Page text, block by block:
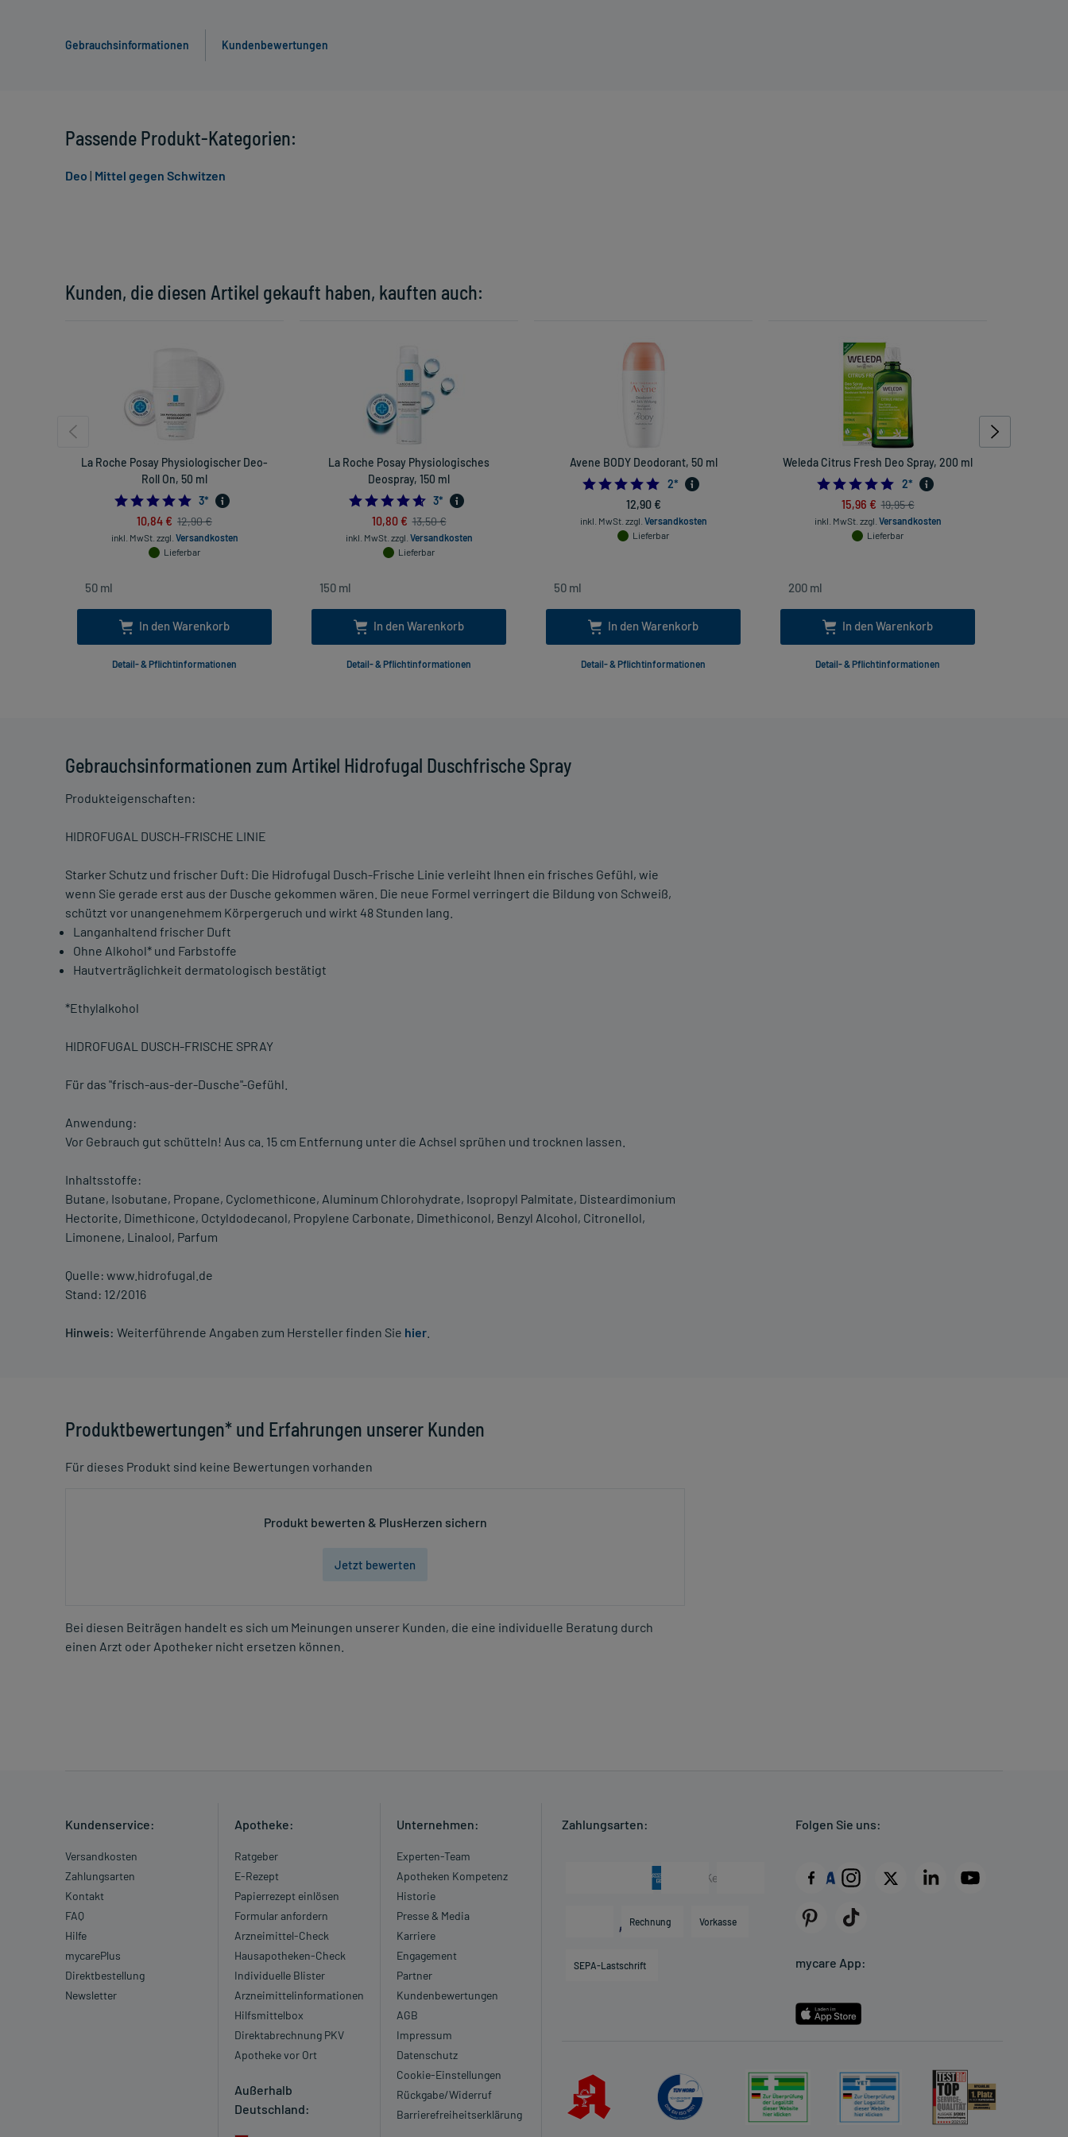
Gebrauchsinformationen Kundenbewertungen
Gebrauchsinformationen zum Artikel Hidrofugal Duschfrische Spray
Produkteigenschaften:
HIDROFUGAL DUSCH-FRISCHE LINIE
Starker Schutz und frischer Duft: Die Hidrofugal Dusch-Frische Linie verleiht Ihnen ein frisches Gefühl, wie
wenn Sie gerade erst aus der Dusche gekommen wären. Die neue Formel verringert die Bildung von Schweiß,
schützt vor unangenehmem Körpergeruch und wirkt 48 Stunden lang.
Langanhaltend frischer Duft
Ohne Alkohol* und Farbstoffe
Hautverträglichkeit dermatologisch bestätigt
*Ethylalkohol
HIDROFUGAL DUSCH-FRISCHE SPRAY
Für das "frisch-aus-der-Dusche"-Gefühl.
Anwendung:
Vor Gebrauch gut schütteln! Aus ca. 15 cm Entfernung unter die Achsel sprühen und trocknen lassen.
Inhaltsstoffe:
Butane, Isobutane, Propane, Cyclomethicone, Aluminum Chlorohydrate, Isopropyl Palmitate, Disteardimonium
Hectorite, Dimethicone, Octyldodecanol, Propylene Carbonate, Dimethiconol, Benzyl Alcohol, Citronellol,
Limonene, Linalool, Parfum
Quelle: www.hidrofugal.de
Stand: 12/2016
Hinweis: Weiterführende Angaben zum Hersteller finden Sie hier
Produktbewertungen* und Erfahrungen unserer Kunden
Für dieses Produkt sind keine Bewertungen vorhanden
Produkt bewerten & PlusHerzen sichern
Jetzt bewerten
Bei diesen Beiträgen handelt es sich um Meinungen unserer Kunden, die eine individuelle Beratung durch
einen Arzt oder Apotheker nicht ersetzen können.
Kunden, die diesen Artikel gekauft haben, kauften auch:
La Roche Posay Physiologischer Deo-
Roll On, 50 ml
5.0
3*
10,84 € 12,90 €
inkl. MwSt. zzgl. Versandkosten
Lieferbar
In den Warenkorb
Detail- & Pflichtinformationen
La Roche Posay Physiologisches
Deospray, 150 ml
4.666666666666667
3*
10,80 € 13,50 €
inkl. MwSt. zzgl. Versandkosten
Lieferbar
In den Warenkorb
Detail- & Pflichtinformationen
Avene BODY Deodorant, 50 ml
5.0
2*
12,90 €
inkl. MwSt. zzgl. Versandkosten
Lieferbar
In den Warenkorb
Detail- & Pflichtinformationen
Weleda Citrus Fresh Deo Spray, 200 ml
5.0
2*
15,96 € 19,95 €
inkl. MwSt. zzgl. Versandkosten
Lieferbar
In den Warenkorb
Detail- & Pflichtinformationen
Passende Produkt-Kategorien:
Deo | Mittel gegen Schwitzen
Kundenservice:
Versandkosten
Zahlungsarten
Kontakt
FAQ
Hilfe
mycarePlus
Direktbestellung
Newsletter
Apotheke:
Ratgeber
E-Rezept
Papierrezept einlösen
Formular anfordern
Arzneimittel-Check
Hausapotheken-Check
Individuelle Blister
Arzneimittelinformationen
Hilfsmittelbox
Direktabrechnung PKV
Apotheke vor Ort
Außerhalb
Deutschland:
Unternehmen:
Experten-Team
Apotheken Kompetenz
Historie
Presse & Media
Karriere
Engagement
Partner
Kundenbewertungen
AGB
Impressum
Datenschutz
Cookie-Einstellungen
Rückgabe/Widerruf
Barrierefreiheitserklärung
Zahlungsarten:
Rechnung Vorkasse
SEPA-Lastschrift
Folgen Sie uns:
mycare App: